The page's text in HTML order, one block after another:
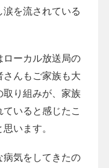
涙を流されている
ローカル放送局の
んもご家族も大
取り組みが、家族
いると感じたこ
います。
病気をしてきたの